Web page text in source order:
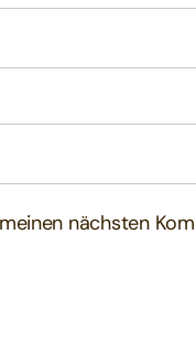
nächsten